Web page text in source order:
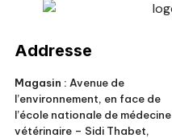
Addresse
Magasin : Avenue de
l’environnement, en face de
l’école nationale de médecine
vétérinaire – Sidi Thabet,